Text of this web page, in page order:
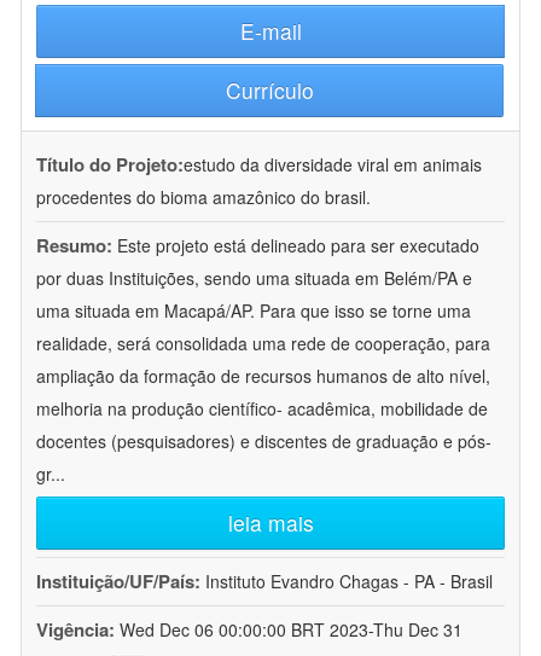
E-mail
Currículo
Título do Projeto:estudo da diversidade viral em animais
procedentes do bioma amazônico do brasil.
Resumo: Este projeto está delineado para ser executado
por duas Instituições, sendo uma situada em Belém/PA e
uma situada em Macapá/AP. Para que isso se torne uma
realidade, será consolidada uma rede de cooperação, para
ampliação da formação de recursos humanos de alto nível,
melhoria na produção científico- acadêmica, mobilidade de
docentes (pesquisadores) e discentes de graduação e pós-
gr...
leia mais
Instituição/UF/País: Instituto Evandro Chagas - PA - Brasil
Vigência: Wed Dec 06 00:00:00 BRT 2023-Thu Dec 31